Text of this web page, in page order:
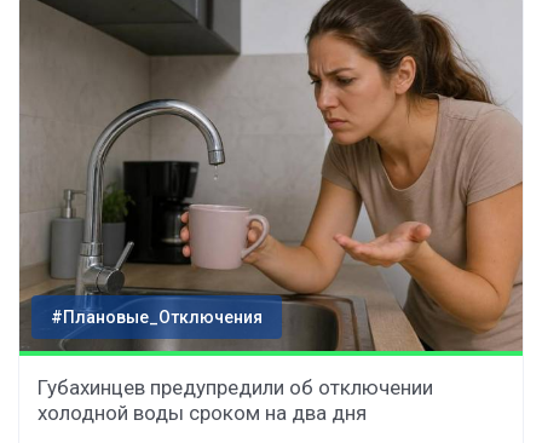
#Плановые_Отключения
Губахинцев предупредили об отключении
холодной воды сроком на два дня